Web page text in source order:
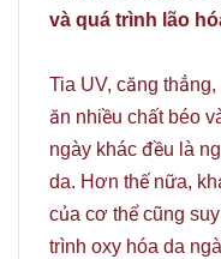
và quá trình lão
Tia UV, căng
ăn nhiều chất béo
ngày khác đều là
da. Hơn thế nữa,
của cơ thể cũng
trình oxy hóa da